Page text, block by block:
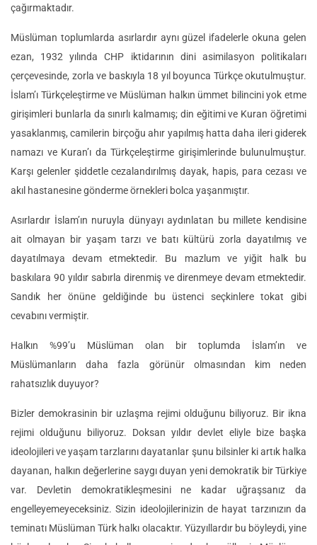
çağırmaktadır.
Müslüman toplumlarda asırlardır aynı güzel ifadelerle okuna gelen
ezan, 1932 yılında CHP iktidarının dini asimilasyon politikaları
çerçevesinde, zorla ve baskıyla 18 yıl boyunca Türkçe okutulmuştur.
İslam’ı Türkçeleştirme ve Müslüman halkın ümmet bilincini yok etme
girişimleri bunlarla da sınırlı kalmamış; din eğitimi ve Kuran öğretimi
yasaklanmış, camilerin birçoğu ahır yapılmış hatta daha ileri giderek
namazı ve Kuran’ı da Türkçeleştirme girişimlerinde bulunulmuştur.
Karşı gelenler şiddetle cezalandırılmış dayak, hapis, para cezası ve
akıl hastanesine gönderme örnekleri bolca yaşanmıştır.
Asırlardır İslam’ın nuruyla dünyayı aydınlatan bu millete kendisine
ait olmayan bir yaşam tarzı ve batı kültürü zorla dayatılmış ve
dayatılmaya devam etmektedir. Bu mazlum ve yiğit halk bu
baskılara 90 yıldır sabırla direnmiş ve direnmeye devam etmektedir.
Sandık her önüne geldiğinde bu üstenci seçkinlere tokat gibi
cevabını vermiştir.
Halkın %99’u Müslüman olan bir toplumda İslam’ın ve
Müslümanların daha fazla görünür olmasından kim neden
rahatsızlık duyuyor?
Bizler demokrasinin bir uzlaşma rejimi olduğunu biliyoruz. Bir ikna
rejimi olduğunu biliyoruz. Doksan yıldır devlet eliyle bize başka
ideolojileri ve yaşam tarzlarını dayatanlar şunu bilsinler ki artık halka
dayanan, halkın değerlerine saygı duyan yeni demokratik bir Türkiye
var. Devletin demokratikleşmesini ne kadar uğraşsanız da
engelleyemeyeceksiniz. Sizin ideolojilerinizin de hayat tarzınızın da
teminatı Müslüman Türk halkı olacaktır. Yüzyıllardır bu böyleydi, yine